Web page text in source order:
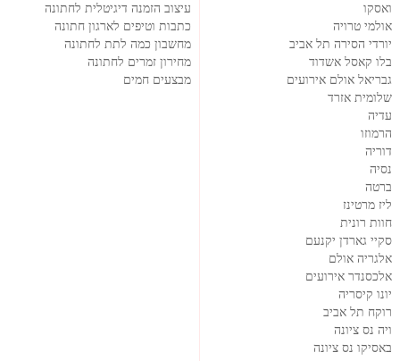
ואסקו
אולמי טרויה
יורדי הסירה תל אביב
בלו קאסל אשדוד
גבריאל אולם אירועים
שלומית אזרד
עדיה
הרמוזו
דוריה
נסיה
ברטה
ליז מרטינז
חוות רונית
סקיי גארדן יקנעם
אלגריה אולם
אלכסנדר אירועים
יונו קיסריה
רוקח תל אביב
ויה נס ציונה
באסיקו נס ציונה
עיצוב הזמנה דיגיטלית לחתונה
כתבות וטיפים לארגון חתונה
מחשבון כמה לתת לחתונה
מחירון זמרים לחתונה
מבצעים חמים